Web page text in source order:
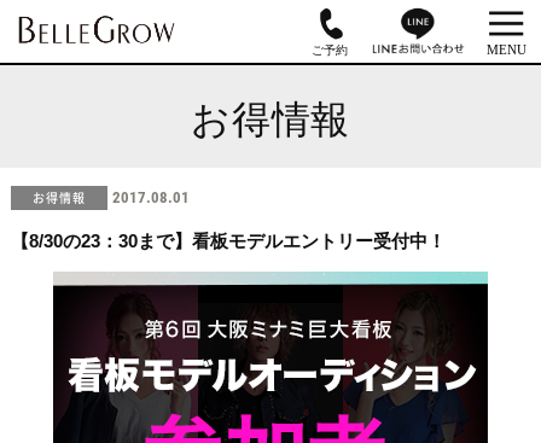
お得情報
お得情報 2017.08.01
【8/30の23：30まで】看板モデルエントリー受付中！